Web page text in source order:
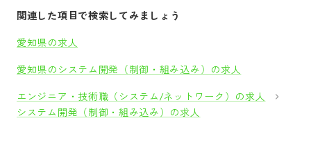
関連した項目で検索してみましょう
愛知県の求人
愛知県のシステム開発（制御・組み込み）の求人
エンジニア・技術職（システム/ネットワーク）の求人
システム開発（制御・組み込み）の求人